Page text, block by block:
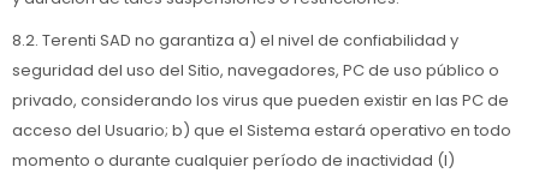
8.2. Terenti SAD no garantiza a) el nivel de confiabilidad y
seguridad del uso del Sitio, navegadores, PC de uso público o
privado, considerando los virus que pueden existir en las PC de
acceso del Usuario; b) que el Sistema estará operativo en todo
momento o durante cualquier período de inactividad (l)